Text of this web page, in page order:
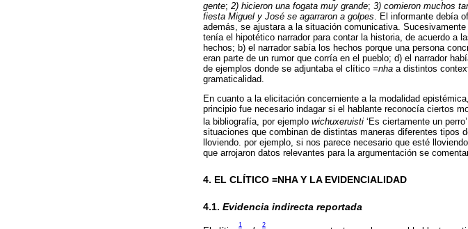
gente; 2) hicieron una fogata muy grande; 3) comieron muchos
fiesta Miguel y José se agarraron a golpes . El informante debía
además, se ajustara a la situación comunicativa.
tenía el hipotético narrador para contar la historia, de acuerdo a
hechos; b) el narrador sabía los hechos porque una persona
eran parte de un rumor que corría en el pueblo; d) el narrador
de ejemplos donde se adjuntaba el clítico =nha a distintos
gramaticalidad.
En cuanto a la elicitación concerniente a la modalidad
principio fue necesario indagar si el hablante reconocía ciertos
la bibliografía, por ejemplo wichuxeruisti ‘Es ciertamente un
situaciones que combinan de distintas maneras diferentes tipos
lloviendo. por ejemplo, si nos parece necesario que esté
que arrojaron datos relevantes para la argumentación se
4. EL CLÍTICO =NHA Y LA EVIDENCIALIDAD
4.1. Evidencia indirecta reportada
1 2